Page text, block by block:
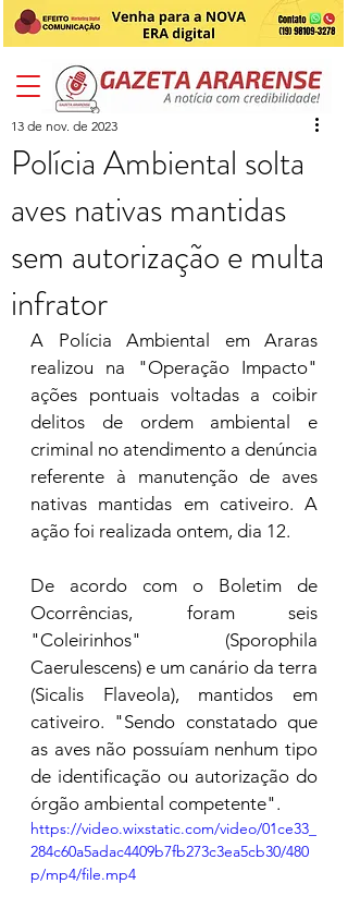
Polícia Ambiental solta
aves nativas mantidas
sem autorização e multa
infrator
13 de nov. de 2023
A Polícia Ambiental em Araras
realizou na "Operação Impacto"
ações pontuais voltadas a coibir
delitos de ordem ambiental e
criminal no atendimento a denúncia
referente à manutenção de aves
nativas mantidas em cativeiro. A
ação foi realizada ontem, dia 12.
De acordo com o Boletim de
Ocorrências, foram seis
"Coleirinhos" (Sporophila
Caerulescens) e um canário da terra
(Sicalis Flaveola), mantidos em
cativeiro. "Sendo constatado que
as aves não possuíam nenhum tipo
de identificação ou autorização do
órgão ambiental competente".
https://video.wixstatic.com/video/01ce33_
284c60a5adac4409b7fb273c3ea5cb30/480
p/mp4/file.mp4